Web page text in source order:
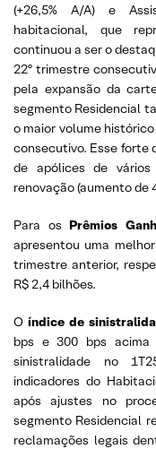
(+26,5% A/A) e
habitacional, que
continuou a ser o
22º trimestre
pela expansão da
segmento Residencial
o maior volume
consecutivo. Esse forte
de apólices de
renovação (aumento de
Para os Prêmios
apresentou uma
trimestre anterior,
R$ 2,4 bilhões.
O índice de
bps e 300 bps acima
sinistralidade no
indicadores do
após ajustes no
segmento Residencial
reclamações legais